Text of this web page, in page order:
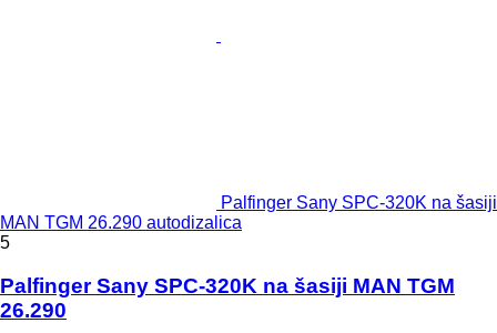
Palfinger Sany SPC-320K na šasiji
MAN TGM 26.290 autodizalica
5
Palfinger Sany SPC-320K na šasiji MAN TGM
26.290